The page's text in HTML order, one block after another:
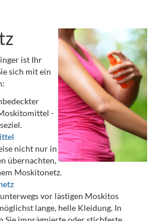
ist Ihr
sich mit ein
-
nicht nur in
übernachten,
Moskitonetz.
vor lästigen Moskitos
lange, helle Kleidung. In